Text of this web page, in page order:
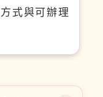
式與可辦理